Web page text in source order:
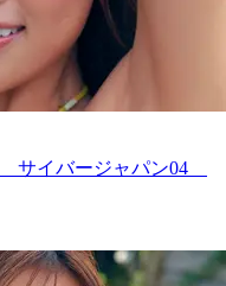
サイバージャパン04